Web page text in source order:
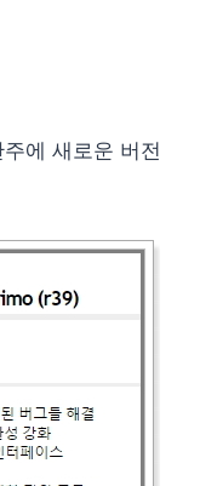
에 새로운 버전